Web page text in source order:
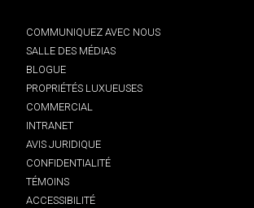
COMMUNIQUEZ AVEC NOUS
SALLE DES MÉDIAS
BLOGUE
PROPRIÉTÉS LUXUEUSES
COMMERCIAL
INTRANET
AVIS JURIDIQUE
CONFIDENTIALITÉ
TÉMOINS
ACCESSIBILITÉ